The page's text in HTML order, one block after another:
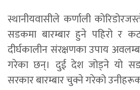
स्थानीयवासीले कर्णाली
सडकमा बारम्बार हुने पहिरो र
दीर्घकालीन संरक्षणका उपाय
गरेका छन्। दुई देश जोड्ने यो
सरकार बारम्बार चुक्ने गरेको